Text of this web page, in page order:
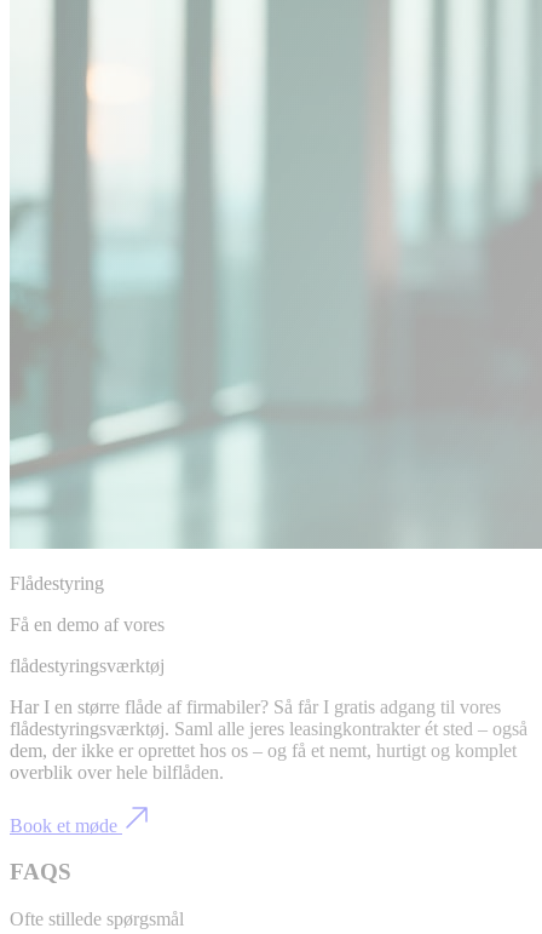
Flådestyring
Få en demo af vores
flådestyringsværktøj
Har I en større flåde af firmabiler? Så får I gratis adgang til vores
flådestyringsværktøj. Saml alle jeres leasingkontrakter ét sted – også
dem, der ikke er oprettet hos os – og få et nemt, hurtigt og komplet
overblik over hele bilflåden.
Book et møde
FAQS
Ofte stillede spørgsmål